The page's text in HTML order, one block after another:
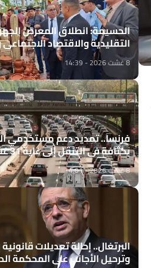
الحسيمة: انطلاق المعرض
التقليدية والاقتصاد
8 غشت 2026 - 14:39
فرنسا.. تمديد دعم مستخدمي
بكثافة في التنقل إلى غاية 31 غشت
8 غشت 2026 - 14:01
البرتغال.. إحالة تعديلات
وترحيل الأجانب على المحكمة